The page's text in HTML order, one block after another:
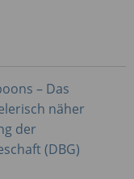
– Das
näher
der
(DBG)